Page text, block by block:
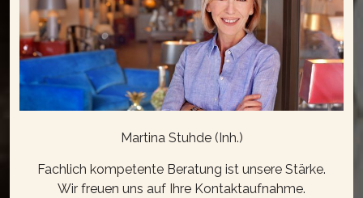
Martina Stuhde (Inh.)
Fachlich kompetente Beratung ist unsere Stärke.
Wir freuen uns auf Ihre Kontaktaufnahme.